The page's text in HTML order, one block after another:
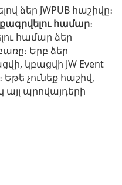
ձեր JWPUB հաշիվը։
համար։
համար ձեր
Երբ ձեր
կբացվի JW Event
չունեք հաշիվ,
այլ պրովայդերի